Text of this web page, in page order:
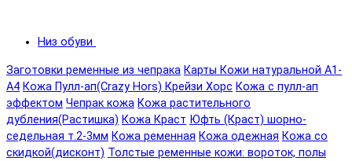
Низ обуви
Заготовки ременные из чепрака Карты Кожи натуральной А1-
А4 Кожа Пулл-ап(Crazy Hors) Крейзи Хорс Кожа с пулл-ап
эффектом Чепрак кожа Кожа растительного
дубления(Растишка) Кожа Краст Юфть (Краст) шорно-
седельная т.2-3мм Кожа ременная Кожа одежная Кожа со
скидкой(дисконт) Толстые ременные кожи: вороток, полы